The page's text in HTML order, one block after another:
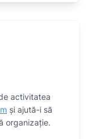
activitatea
și ajută-i să
organizaţie.